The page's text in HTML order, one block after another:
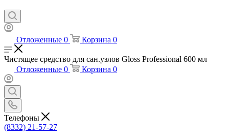
Отложенные 0 Корзина 0
Чистящее средство для сан.узлов Gloss Professional 600 мл
Отложенные 0 Корзина 0
Телефоны
(8332) 21-57-27